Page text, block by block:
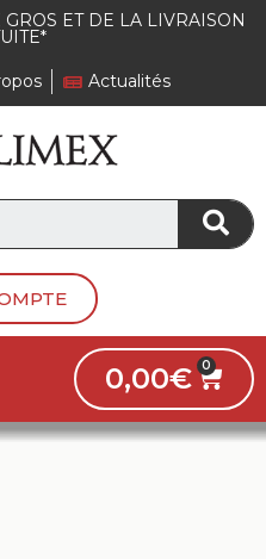
ET DE LA LIVRAISON
Actualités
0,00€